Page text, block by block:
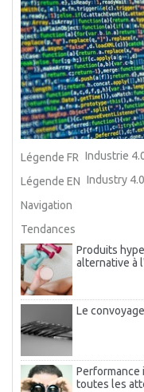
Légende FR Industrie
Légende EN Industry
Navigation
Tendances
Produits
alternative à
Le
Performance
toutes les